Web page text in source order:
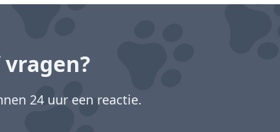
24 uur een reactie.